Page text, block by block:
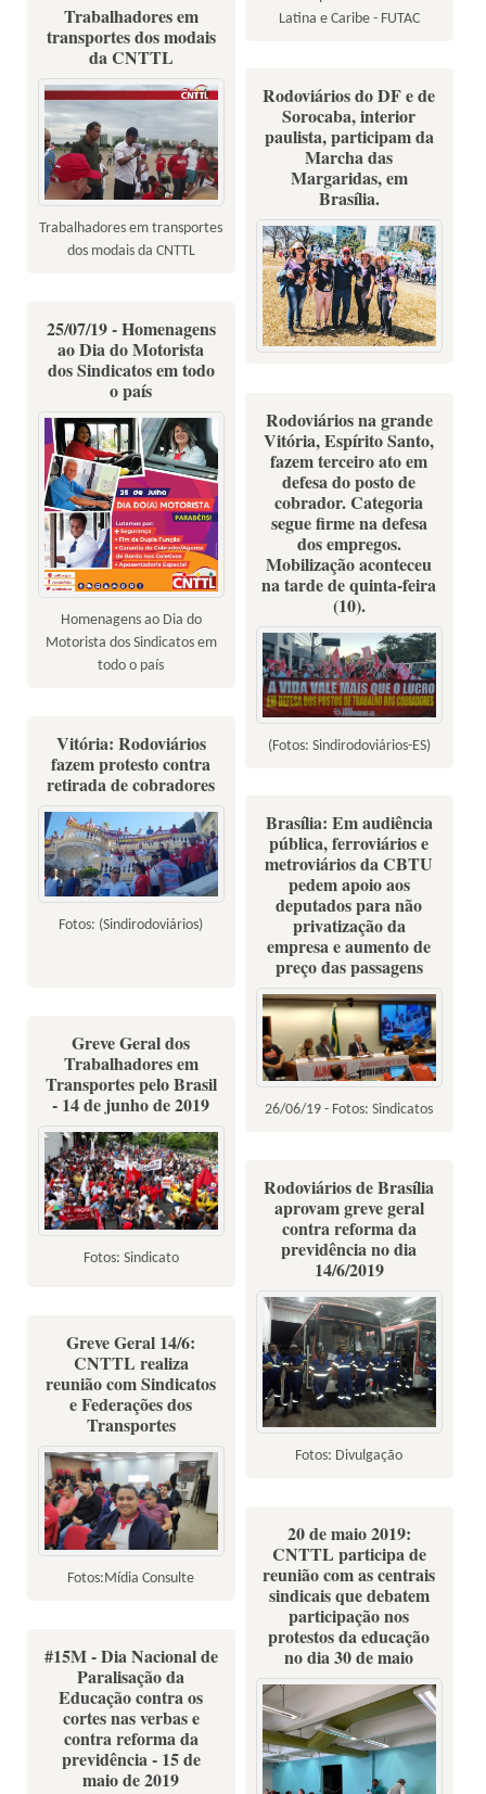
Latina e Caribe - FUTAC
Trabalhadores em
transportes dos modais
da CNTTL
Trabalhadores em transportes
dos modais da CNTTL
Rodoviários do DF e de
Sorocaba, interior
paulista, participam da
Marcha das
Margaridas, em
Brasília.
25/07/19 - Homenagens
ao Dia do Motorista
dos Sindicatos em todo
o país
Homenagens ao Dia do
Motorista dos Sindicatos em
todo o país
Rodoviários na grande
Vitória, Espírito Santo,
fazem terceiro ato em
defesa do posto de
cobrador. Categoria
segue firme na defesa
dos empregos.
Mobilização aconteceu
na tarde de quinta-feira
(10).
(Fotos: Sindirodoviários-ES)
Vitória: Rodoviários
fazem protesto contra
retirada de cobradores
Fotos: (Sindirodoviários)
Brasília: Em audiência
pública, ferroviários e
metroviários da CBTU
pedem apoio aos
deputados para não
privatização da
empresa e aumento de
preço das passagens
26/06/19 - Fotos: Sindicatos
Greve Geral dos
Trabalhadores em
Transportes pelo Brasil
- 14 de junho de 2019
Fotos: Sindicato
Rodoviários de Brasília
aprovam greve geral
contra reforma da
previdência no dia
14/6/2019
Fotos: Divulgação
Greve Geral 14/6:
CNTTL realiza
reunião com Sindicatos
e Federações dos
Transportes
Fotos:Mídia Consulte
20 de maio 2019:
CNTTL participa de
reunião com as centrais
sindicais que debatem
participação nos
protestos da educação
no dia 30 de maio
#15M - Dia Nacional de
Paralisação da
Educação contra os
cortes nas verbas e
contra reforma da
previdência - 15 de
maio de 2019